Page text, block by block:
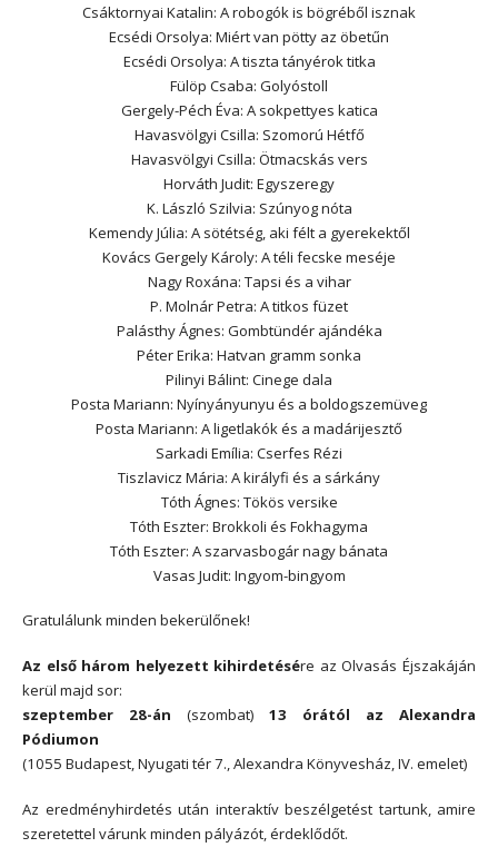
Csáktornyai Katalin: A robogók is bögréből isznak
Ecsédi Orsolya: Miért van pötty az öbetűn
Ecsédi Orsolya: A tiszta tányérok titka
Fülöp Csaba: Golyóstoll
Gergely-Péch Éva: A sokpettyes katica
Havasvölgyi Csilla: Szomorú Hétfő
Havasvölgyi Csilla: Ötmacskás vers
Horváth Judit: Egyszeregy
K. László Szilvia: Szúnyog nóta
Kemendy Júlia: A sötétség, aki félt a gyerekektől
Kovács Gergely Károly: A téli fecske meséje
Nagy Roxána: Tapsi és a vihar
P. Molnár Petra: A titkos füzet
Palásthy Ágnes: Gombtündér ajándéka
Péter Erika: Hatvan gramm sonka
Pilinyi Bálint: Cinege dala
Posta Mariann: Nyínyányunyu és a boldogszemüveg
Posta Mariann: A ligetlakók és a madárijesztő
Sarkadi Emília: Cserfes Rézi
Tiszlavicz Mária: A királyfi és a sárkány
Tóth Ágnes: Tökös versike
Tóth Eszter: Brokkoli és Fokhagyma
Tóth Eszter: A szarvasbogár nagy bánata
Vasas Judit: Ingyom-bingyom
Gratulálunk minden bekerülőnek!
Az első három helyezett kihirdetésére az Olvasás Éjszakáján
kerül majd sor:
szeptember 28-án (szombat) 13 órától az Alexandra
Pódiumon
(1055 Budapest, Nyugati tér 7., Alexandra Könyvesház, IV. emelet)
Az eredményhirdetés után interaktív beszélgetést tartunk, amire
szeretettel várunk minden pályázót, érdeklődőt.